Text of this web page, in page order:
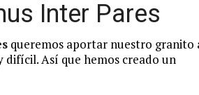
Inter Pares
queremos aportar nuestro granito
difícil. Así que hemos creado un